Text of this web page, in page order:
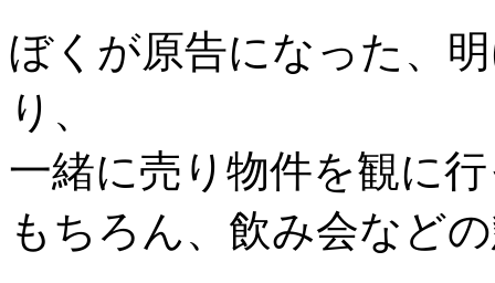
ぼくが原告になった、
り、
一緒に売り物件を観に
もちろん、飲み会など